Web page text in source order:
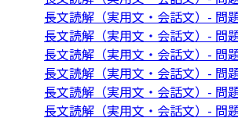
長文読解（実用文・会話文）- 問
長文読解（実用文・会話文）- 問
長文読解（実用文・会話文）- 問
長文読解（実用文・会話文）- 問
長文読解（実用文・会話文）- 問
長文読解（実用文・会話文）- 問